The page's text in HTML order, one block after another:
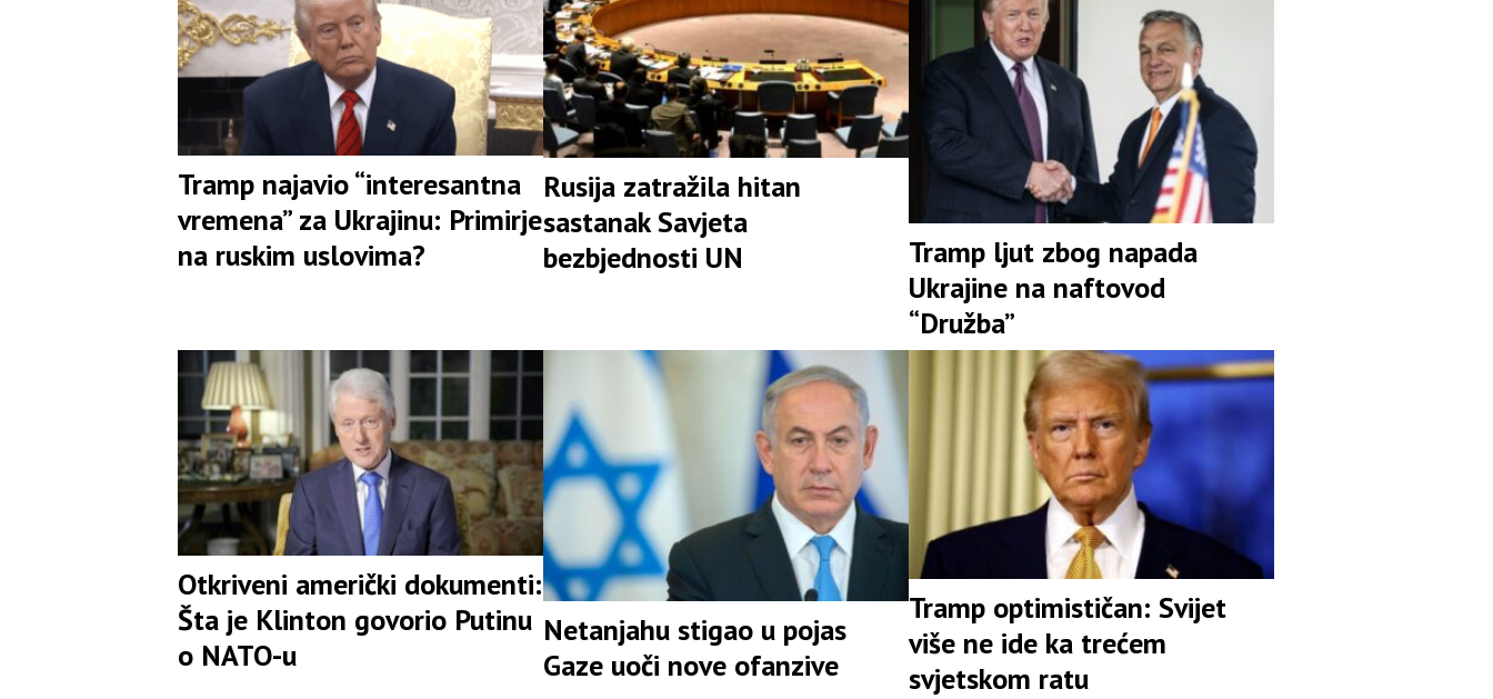
Tramp najavio “interesantna
vremena” za Ukrajinu: Primirje
na ruskim uslovima?
Rusija zatražila hitan
sastanak Savjeta
bezbjednosti UN
Tramp ljut zbog napada
Ukrajine na naftovod
“Družba”
Otkriveni američki dokumenti:
Šta je Klinton govorio Putinu
o NATO-u
Netanjahu stigao u pojas
Gaze uoči nove ofanzive
Tramp optimističan: Svijet
više ne ide ka trećem
svjetskom ratu